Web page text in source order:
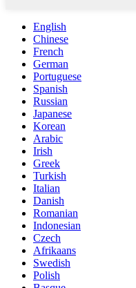
English
Chinese
French
German
Portuguese
Spanish
Russian
Japanese
Korean
Arabic
Irish
Greek
Turkish
Italian
Danish
Romanian
Indonesian
Czech
Afrikaans
Swedish
Polish